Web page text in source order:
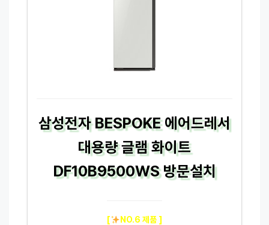
삼성전자 BESPOKE 에어드레서
대용량 글램 화이트
DF10B9500WS 방문설치
[ NO.6 제품 ]